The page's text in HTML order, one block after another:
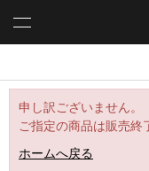
申し訳ございません。
ご指定の商品は販売終
ホームへ戻る